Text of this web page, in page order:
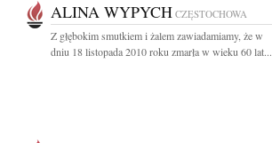
ALINA WYPYCH CZĘSTOCHOWA
Z głębokim smutkiem i żalem zawiadamiamy, że w
dniu 18 listopada 2010 roku zmarła w wieku 60 lat...